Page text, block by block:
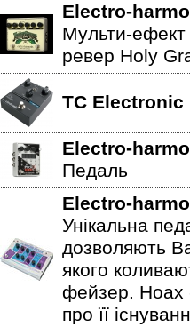
Electro-
Мульти-ефект
ревер Holy
TC Electronic
Electro-
Педаль
Electro-
Унікальна
дозволяють
якого
фейзер. Hoax
про її